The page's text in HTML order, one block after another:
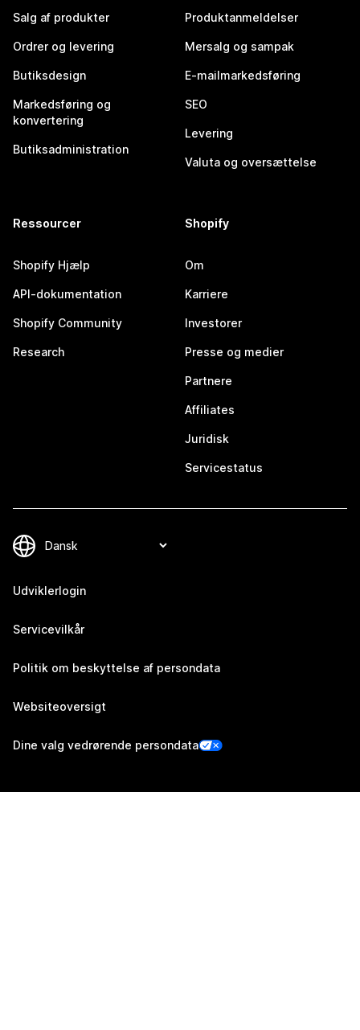
Salg af produkter
Ordrer og levering
Butiksdesign
Markedsføring og
konvertering
Butiksadministration
Produktanmeldelser
Mersalg og sampak
E-mailmarkedsføring
SEO
Levering
Valuta og oversættelse
Ressourcer
Shopify Hjælp
API-dokumentation
Shopify Community
Research
Shopify
Om
Karriere
Investorer
Presse og medier
Partnere
Affiliates
Juridisk
Servicestatus
Udviklerlogin
Servicevilkår
Politik om beskyttelse af persondata
Websiteoversigt
Dine valg vedrørende persondata